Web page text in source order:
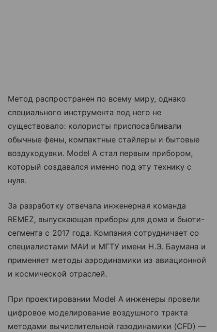
Метод распространен по всему миру, однако
специального инструмента под него не
существовало: колористы приспосабливали
обычные фены, компактные стайлеры и бытовые
воздуходувки. Model A стал первым прибором,
который создавался именно под эту технику с
нуля.
За разработку отвечала инженерная команда
REMEZ, выпускающая приборы для дома и бьюти-
сегмента с 2017 года. Компания сотрудничает со
специалистами МАИ и МГТУ имени Н.Э. Баумана и
применяет методы аэродинамики из авиационной
и космической отраслей.
При проектировании Model A инженеры провели
цифровое моделирование воздушного тракта
методами вычислительной газодинамики (CFD) —